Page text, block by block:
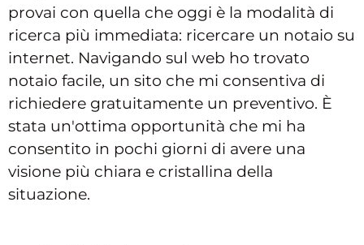
provai con quella che oggi è la modalità di
ricerca più immediata: ricercare un notaio su
internet. Navigando sul web ho trovato
notaio facile, un sito che mi consentiva di
richiedere gratuitamente un preventivo. È
stata un'ottima opportunità che mi ha
consentito in pochi giorni di avere una
visione più chiara e cristallina della
situazione.